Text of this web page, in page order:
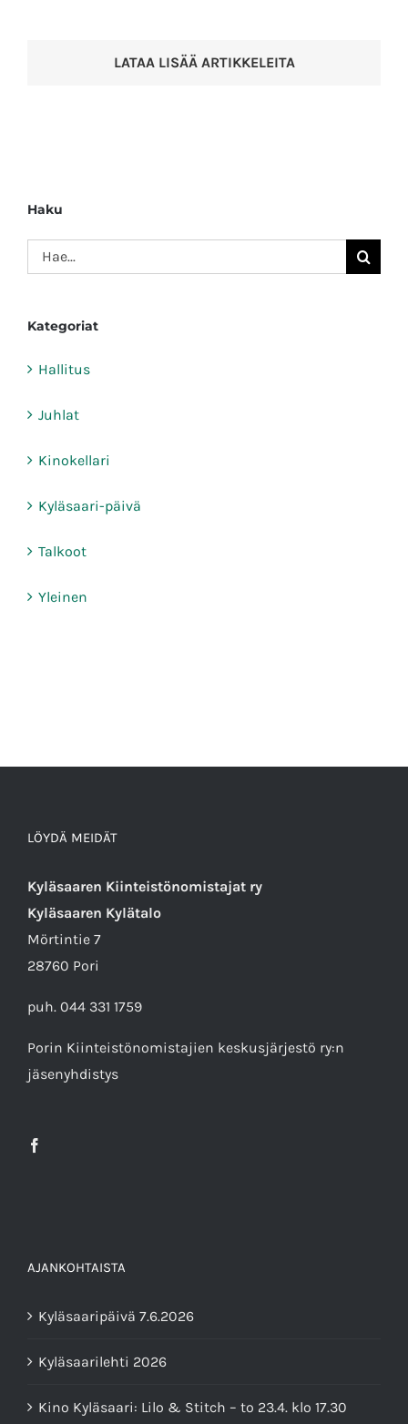
LATAA LISÄÄ ARTIKKELEITA
Haku
Etsi
...
Kategoriat
Hallitus
Juhlat
Kinokellari
Kyläsaari-päivä
Talkoot
Yleinen
LÖYDÄ MEIDÄT
Kyläsaaren Kiinteistönomistajat ry
Kyläsaaren Kylätalo
Mörtintie 7
28760 Pori
puh. 044 331 1759
Porin Kiinteistönomistajien keskusjärjestö ry:n
jäsenyhdistys
AJANKOHTAISTA
Kyläsaaripäivä 7.6.2026
Kyläsaarilehti 2026
Kino Kyläsaari: Lilo & Stitch – to 23.4. klo 17.30